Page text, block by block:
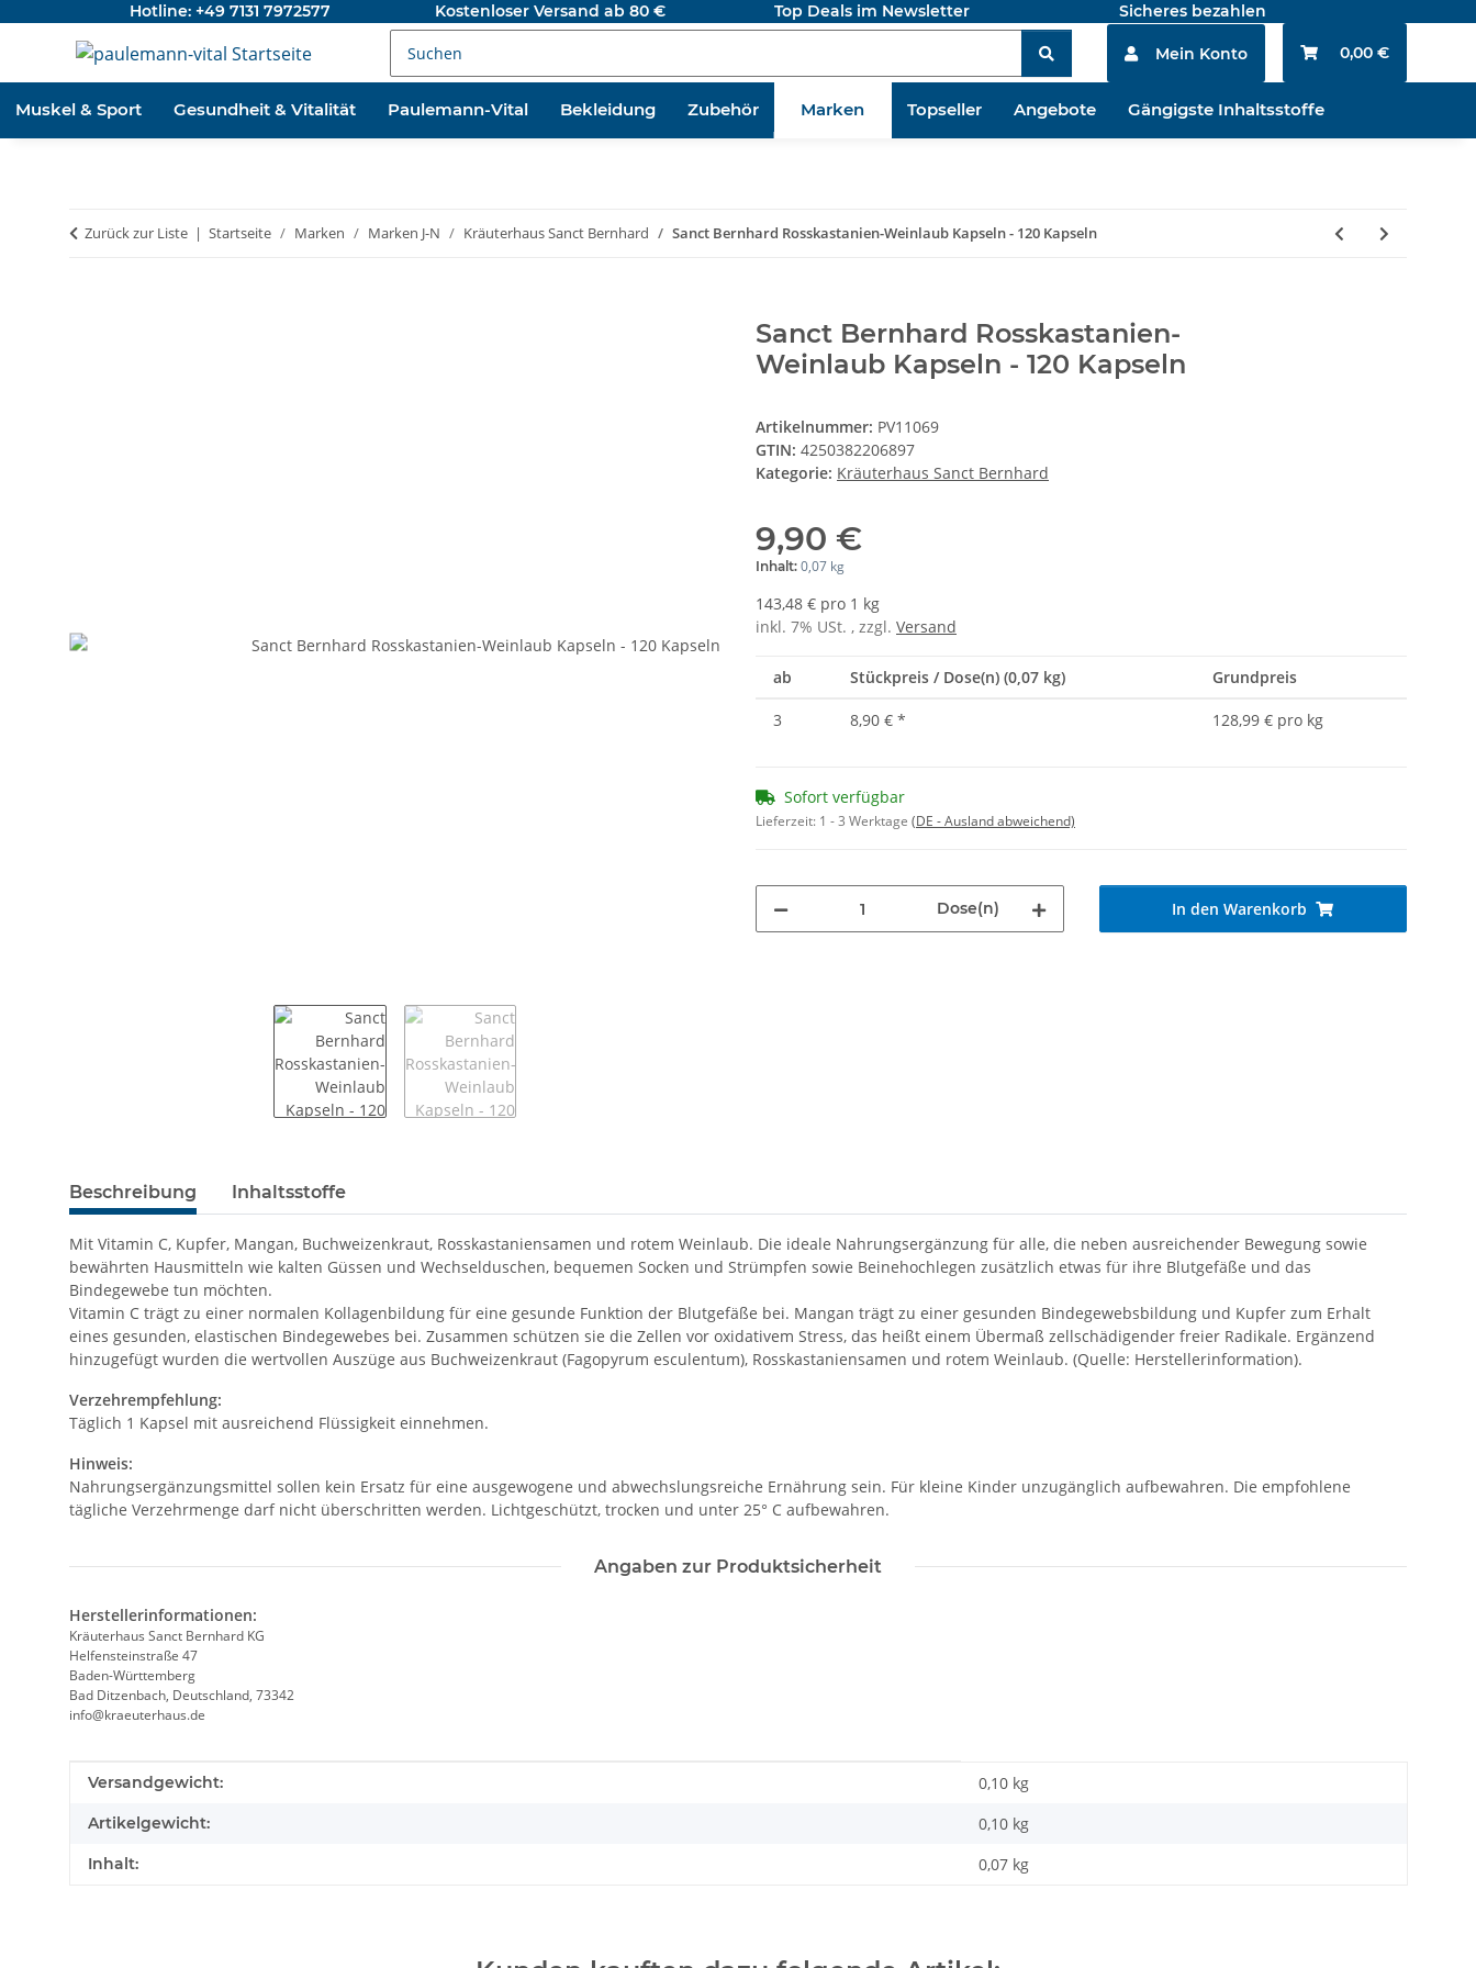
Hotline: +49 7131 7972577 Kostenloser Versand ab 80 € Top Deals im Newsletter Sicheres bezahlen
Mein Konto 0,00 €
Muskel & Sport Gesundheit & Vitalität Paulemann-Vital Bekleidung Zubehör Marken Topseller Angebote Gängigste Inhaltsstoffe
Zurück zur Liste Startseite Marken Marken J-N Kräuterhaus Sanct Bernhard Sanct Bernhard Rosskastanien-Weinlaub Kapseln - 120 Kapseln
Sanct Bernhard Rosskastanien-
Weinlaub Kapseln - 120 Kapseln
Artikelnummer: PV11069
GTIN: 4250382206897
Kategorie: Kräuterhaus Sanct Bernhard
9,90 €
Inhalt: 0,07 kg
143,48 € pro 1 kg
inkl. 7% USt. , zzgl. Versand
ab Stückpreis / Dose(n) (0,07 kg) Grundpreis
3 8,90 € * 128,99 € pro kg
Sofort verfügbar
Lieferzeit: 1 - 3 Werktage (DE - Ausland abweichend)
Dose(n) In den Warenkorb
Beschreibung Inhaltsstoffe
Mit Vitamin C, Kupfer, Mangan, Buchweizenkraut, Rosskastaniensamen und rotem Weinlaub. Die ideale Nahrungsergänzung für alle, die neben ausreichender Bewegung sowie
bewährten Hausmitteln wie kalten Güssen und Wechselduschen, bequemen Socken und Strümpfen sowie Beinehochlegen zusätzlich etwas für ihre Blutgefäße und das
Bindegewebe tun möchten.
Vitamin C trägt zu einer normalen Kollagenbildung für eine gesunde Funktion der Blutgefäße bei. Mangan trägt zu einer gesunden Bindegewebsbildung und Kupfer zum Erhalt
eines gesunden, elastischen Bindegewebes bei. Zusammen schützen sie die Zellen vor oxidativem Stress, das heißt einem Übermaß zellschädigender freier Radikale. Ergänzend
hinzugefügt wurden die wertvollen Auszüge aus Buchweizenkraut (Fagopyrum esculentum), Rosskastaniensamen und rotem Weinlaub. (Quelle: Herstellerinformation).
Verzehrempfehlung:
Täglich 1 Kapsel mit ausreichend Flüssigkeit einnehmen.
Hinweis:
Nahrungsergänzungsmittel sollen kein Ersatz für eine ausgewogene und abwechslungsreiche Ernährung sein. Für kleine Kinder unzugänglich aufbewahren. Die empfohlene
tägliche Verzehrmenge darf nicht überschritten werden. Lichtgeschützt, trocken und unter 25° C aufbewahren.
Angaben zur Produktsicherheit
Herstellerinformationen:
Kräuterhaus Sanct Bernhard KG
Helfensteinstraße 47
Baden-Württemberg
Bad Ditzenbach, Deutschland, 73342
info@kraeuterhaus.de
Produkteigenschaft
Wert
Versandgewicht: 0,10 kg
Artikelgewicht: 0,10 kg
Inhalt: 0,07 kg